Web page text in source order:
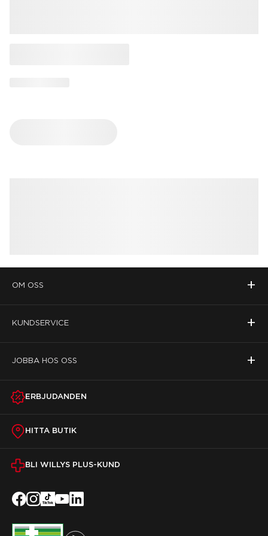
OM OSS +
KUNDSERVICE +
JOBBA HOS OSS +
ERBJUDANDEN
HITTA BUTIK
BLI WILLYS PLUS-KUND